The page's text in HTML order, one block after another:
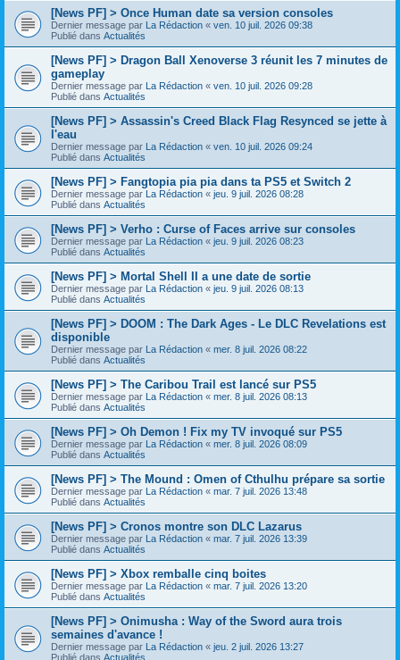
[News PF] > Once Human date sa version consoles
Dernier message par La Rédaction « ven. 10 juil. 2026 09:38
Publié dans Actualités
[News PF] > Dragon Ball Xenoverse 3 réunit les 7 minutes de
gameplay
Dernier message par La Rédaction « ven. 10 juil. 2026 09:28
Publié dans Actualités
[News PF] > Assassin's Creed Black Flag Resynced se jette à
l'eau
Dernier message par La Rédaction « ven. 10 juil. 2026 09:24
Publié dans Actualités
[News PF] > Fangtopia pia pia dans ta PS5 et Switch 2
Dernier message par La Rédaction « jeu. 9 juil. 2026 08:28
Publié dans Actualités
[News PF] > Verho : Curse of Faces arrive sur consoles
Dernier message par La Rédaction « jeu. 9 juil. 2026 08:23
Publié dans Actualités
[News PF] > Mortal Shell II a une date de sortie
Dernier message par La Rédaction « jeu. 9 juil. 2026 08:13
Publié dans Actualités
[News PF] > DOOM : The Dark Ages - Le DLC Revelations est
disponible
Dernier message par La Rédaction « mer. 8 juil. 2026 08:22
Publié dans Actualités
[News PF] > The Caribou Trail est lancé sur PS5
Dernier message par La Rédaction « mer. 8 juil. 2026 08:13
Publié dans Actualités
[News PF] > Oh Demon ! Fix my TV invoqué sur PS5
Dernier message par La Rédaction « mer. 8 juil. 2026 08:09
Publié dans Actualités
[News PF] > The Mound : Omen of Cthulhu prépare sa sortie
Dernier message par La Rédaction « mar. 7 juil. 2026 13:48
Publié dans Actualités
[News PF] > Cronos montre son DLC Lazarus
Dernier message par La Rédaction « mar. 7 juil. 2026 13:39
Publié dans Actualités
[News PF] > Xbox remballe cinq boites
Dernier message par La Rédaction « mar. 7 juil. 2026 13:20
Publié dans Actualités
[News PF] > Onimusha : Way of the Sword aura trois
semaines d'avance !
Dernier message par La Rédaction « jeu. 2 juil. 2026 13:27
Publié dans Actualités